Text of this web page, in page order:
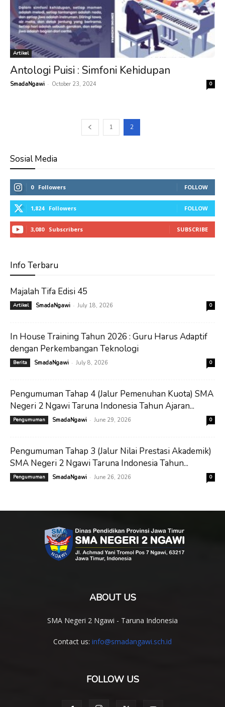
Artikel
Antologi Puisi : Simfoni Kehidupan
SmadaNgawi - October 23, 2024 0
1 2
Sosial Media
0 Followers FOLLOW
1,824 Followers FOLLOW
3,080 Subscribers SUBSCRIBE
Info Terbaru
Majalah Tifa Edisi 45
Artikel SmadaNgawi - July 18, 2026 0
In House Training Tahun 2026 : Guru Harus Adaptif
dengan Perkembangan Teknologi
Berita SmadaNgawi - July 8, 2026 0
Pengumuman Tahap 4 (Jalur Pemenuhan Kuota) SMA
Negeri 2 Ngawi Taruna Indonesia Tahun Ajaran...
Pengumuman SmadaNgawi - June 29, 2026 0
Pengumuman Tahap 3 (Jalur Nilai Prestasi Akademik)
SMA Negeri 2 Ngawi Taruna Indonesia Tahun...
Pengumuman SmadaNgawi - June 26, 2026 0
ABOUT US
SMA Negeri 2 Ngawi - Taruna Indonesia
Contact us: info@smadangawi.sch.id
FOLLOW US